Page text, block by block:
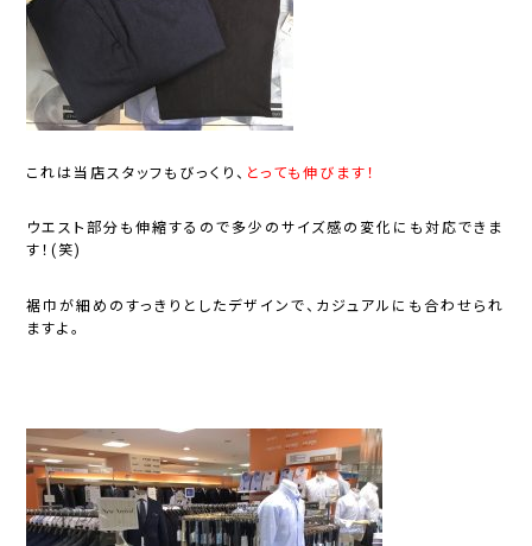
これは当店スタッフもびっくり、 とっても伸びます！
ウエスト部分も伸縮するので多少のサイズ感の変化にも対応できま
す！(笑)
裾巾が細めのすっきりとしたデザインで、カジュアルにも合わせられ
ますよ。